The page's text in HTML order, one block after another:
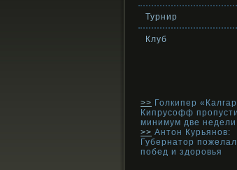
Турнир
Клуб
>> Голкипер
Кипрусофф
минимум две недели
>> Антон Курьянов:
Губернатор
побед и здоровья